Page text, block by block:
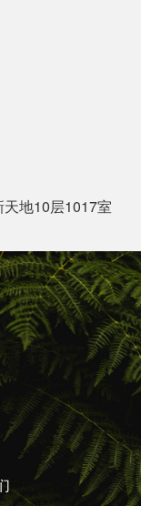
地10层1017室